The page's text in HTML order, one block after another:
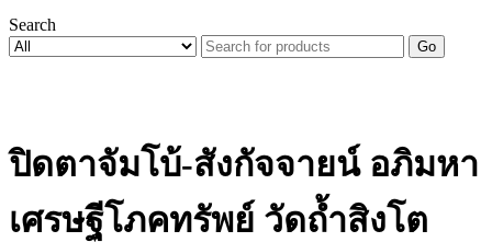
Search
Go
ปิดตาจัมโบ้-สังกัจจายน์ อภิมหา
เศรษฐีโภคทรัพย์ วัดถ้ำสิงโต